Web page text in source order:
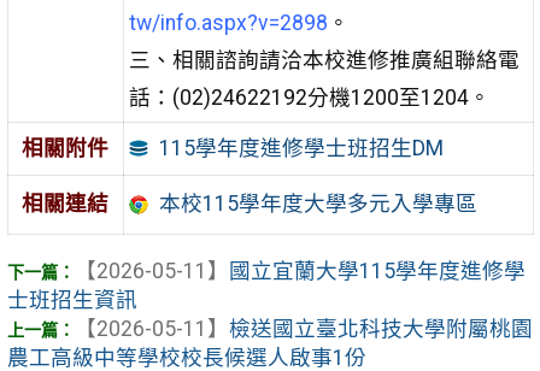
tw/info.aspx?v=2898 。
三、相關諮詢請洽本校進修推廣組聯絡電
話：(02)24622192分機1200至1204。
相關附件 115學年度進修學士班招生DM
相關連結 本校115學年度大學多元入學專區
【2026-05-11】
國立宜蘭大學115學年度進修學
士班招生資訊
【2026-05-11】 檢送國立臺北科技大學附屬桃園
農工高級中等學校校長候選人啟事1份